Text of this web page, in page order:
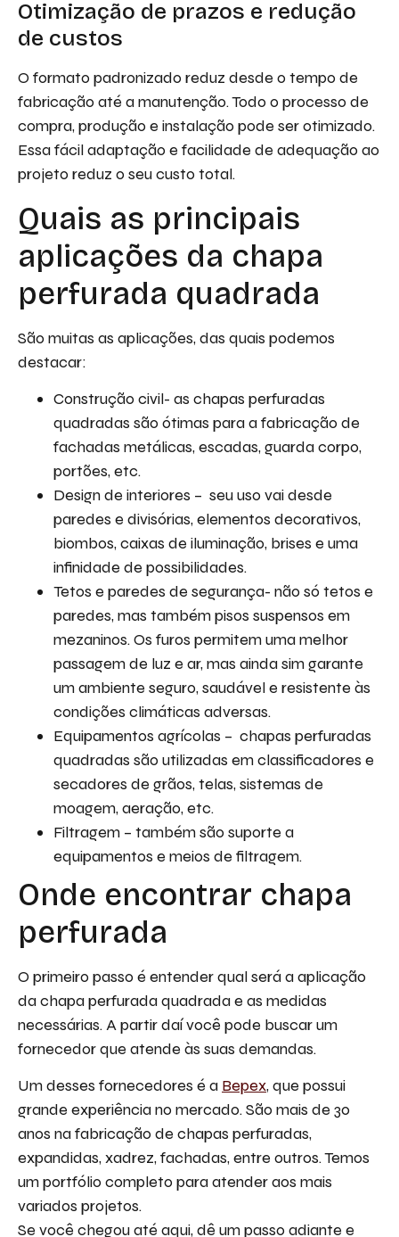
Otimização de prazos e redução
de custos
O formato padronizado reduz desde o tempo de
fabricação até a manutenção. Todo o processo de
compra, produção e instalação pode ser otimizado.
Essa fácil adaptação e facilidade de adequação ao
projeto reduz o seu custo total.
Quais as principais
aplicações da chapa
perfurada quadrada
São muitas as aplicações, das quais podemos
destacar:
Construção civil- as chapas perfuradas
quadradas são ótimas para a fabricação de
fachadas metálicas, escadas, guarda corpo,
portões, etc.
Design de interiores – seu uso vai desde
paredes e divisórias, elementos decorativos,
biombos, caixas de iluminação, brises e uma
infinidade de possibilidades.
Tetos e paredes de segurança- não só tetos e
paredes, mas também pisos suspensos em
mezaninos. Os furos permitem uma melhor
passagem de luz e ar, mas ainda sim garante
um ambiente seguro, saudável e resistente às
condições climáticas adversas.
Equipamentos agrícolas – chapas perfuradas
quadradas são utilizadas em classificadores e
secadores de grãos, telas, sistemas de
moagem, aeração, etc.
Filtragem – também são suporte a
equipamentos e meios de filtragem.
Onde encontrar chapa
perfurada
O primeiro passo é entender qual será a aplicação
da chapa perfurada quadrada e as medidas
necessárias. A partir daí você pode buscar um
fornecedor que atende às suas demandas.
Um desses fornecedores é a Bepex, que possui
grande experiência no mercado. São mais de 30
anos na fabricação de chapas perfuradas,
expandidas, xadrez, fachadas, entre outros. Temos
um portfólio completo para atender aos mais
variados projetos.
Se você chegou até aqui, dê um passo adiante e